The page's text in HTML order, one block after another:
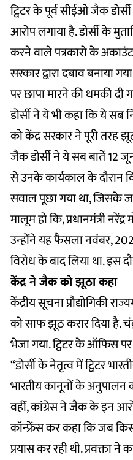
ट्विटर के पूर्व सीईओ जैक
आरोप लगाया है. डोर्सी के
करने वाले पत्रकारो के
सरकार द्वारा दबाव बनाया
पर छापा मारने की धमकी दी
डोर्सी ने ये भी कहा कि ये
को केंद्र सरकार ने पूरी तरह
जैक डोर्सी ने ये सब बातें 12
से उनके कार्यकाल के दौरान
सवाल पूछा गया था, जिसके
मालूम हो कि, प्रधानमंत्री
उन्होंने यह फैसला नवंबर,
विरोध के बाद लिया था. इस
केंद्र ने जैक को झूठा कहा
केंद्रीय सूचना प्रौद्योगिकी
को साफ झूठ करार दिया है.
भेजा गया. ट्विटर के ऑफिस
“डोर्सी के नेतृत्व में ट्विटर
भारतीय कानूनों के अनुपालन
वहीं, कांग्रेस ने जैक के इन
कॉन्फ्रेंसकर कहा कि जब
प्रयास कर रही थी. प्रवक्ता